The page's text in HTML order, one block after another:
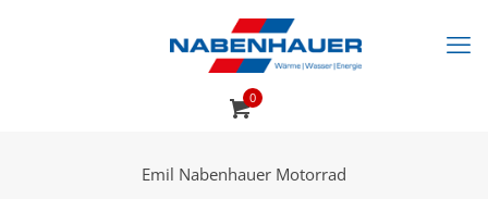
0
Emil Nabenhauer Motorrad